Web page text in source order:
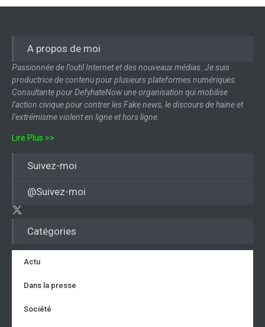
Catégories
Actu
Dans la presse
Société
A propos de moi
Passionnée de l’outil Internet et des nouveaux médias. Je suis
productrice de contenu pour plusieurs plateformes numériques.
Consultante pour DefyhateNow une organisation qui mobilise
l’action civique pour contrer les Fake news, le discours de haine et
l’extrémisme violent en ligne et hors ligne.
Lire Plus >>
Suivez-moi
@Suivez-moi